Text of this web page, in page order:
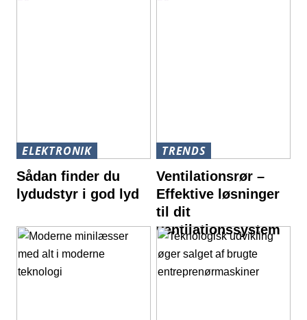
ELEKTRONIK
Sådan finder du
lydudstyr i god lyd
TRENDS
Ventilationsrør –
Effektive løsninger
til dit
ventilationssystem